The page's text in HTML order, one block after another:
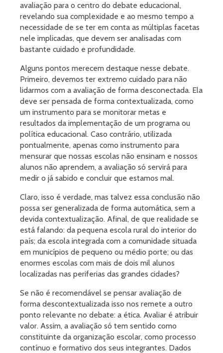
avaliação para o centro do debate educacional,
revelando sua complexidade e ao mesmo tempo a
necessidade de se ter em conta as múltiplas facetas
nele implicadas, que devem ser analisadas com
bastante cuidado e profundidade.
Alguns pontos merecem destaque nesse debate.
Primeiro, devemos ter extremo cuidado para não
lidarmos com a avaliação de forma desconectada. Ela
deve ser pensada de forma contextualizada, como
um instrumento para se monitorar metas e
resultados da implementação de um programa ou
política educacional. Caso contrário, utilizada
pontualmente, apenas como instrumento para
mensurar que nossas escolas não ensinam e nossos
alunos não aprendem, a avaliação só servirá para
medir o já sabido e concluir que estamos mal.
Claro, isso é verdade, mas talvez essa conclusão não
possa ser generalizada de forma automática, sem a
devida contextualização. Afinal, de que realidade se
está falando: da pequena escola rural do interior do
país; da escola integrada com a comunidade situada
em municípios de pequeno ou médio porte; ou das
enormes escolas com mais de dois mil alunos
localizadas nas periferias das grandes cidades?
Se não é recomendável se pensar avaliação de
forma descontextualizada isso nos remete a outro
ponto relevante no debate: a ética. Avaliar é atribuir
valor. Assim, a avaliação só tem sentido como
constituinte da organização escolar, como processo
contínuo e formativo dos seus integrantes. Dados